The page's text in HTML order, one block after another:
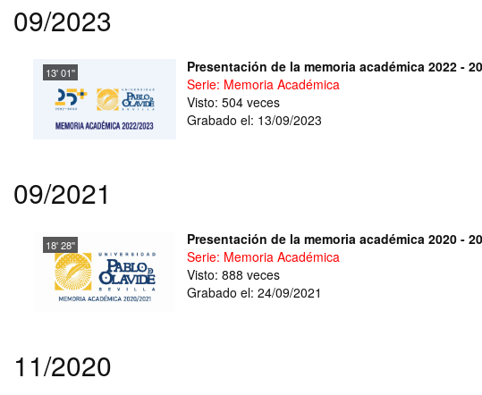
09/2023
13' 01''
Presentación de la memoria académica 2022 -
Serie: Memoria Académica
Visto: 504 veces
Grabado el: 13/09/2023
09/2021
18' 28''
Presentación de la memoria académica 2020 -
Serie: Memoria Académica
Visto: 888 veces
Grabado el: 24/09/2021
11/2020